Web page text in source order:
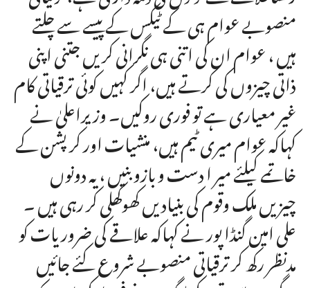
منصوبے عوام ہی کے ٹیکس کے پیسے سے چلتے
ہیں ، عوام ان کی اتنی ہی نگرانی کریں جتنی اپنی
ذاتی چیزوں کی کرتے ہیں، اگر کہیں کوئی ترقیاتی کام
غیر معیاری ہے تو فوری روکیں۔ وزیراعلیٰ نے
کہاکہ عوام میری ٹیم ہیں، منشیات اور کرپشن کے
خاتمے کیلئے میر ا دست و بازو بنیں ، یہ دونوں
چیزیں ملک وقوم کی بنیادیں کھوکھلی کر رہی ہیں ۔
علی امین گنڈا پور نے کہاکہ علاقے کی ضروریات کو
مدنظر رکھ کر ترقیاتی منصوبے شروع کئے جائیں